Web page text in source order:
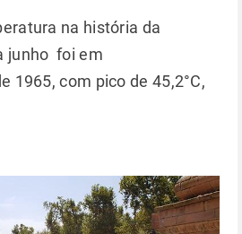
na história da
junho foi em
1965, com pico de 45,2°C,